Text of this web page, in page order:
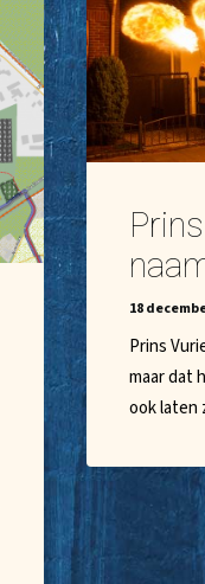
18
Prins
maar dat
ook laten